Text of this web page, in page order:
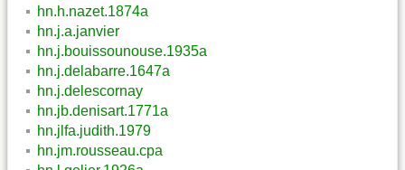
hn.h.nazet.1874a
hn.j.a.janvier
hn.j.bouissounouse.1935a
hn.j.delabarre.1647a
hn.j.delescornay
hn.jb.denisart.1771a
hn.jlfa.judith.1979
hn.jm.rousseau.cpa